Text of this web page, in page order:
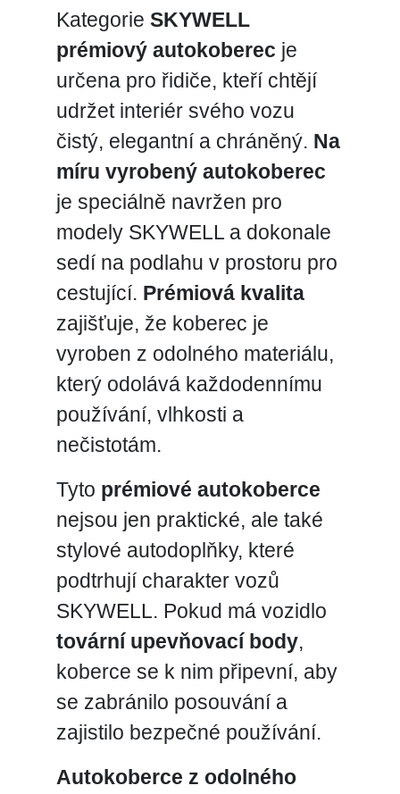
Kategorie SKYWELL
prémiový autokoberec je
určena pro řidiče, kteří chtějí
udržet interiér svého vozu
čistý, elegantní a chráněný. Na
míru vyrobený autokoberec
je speciálně navržen pro
modely SKYWELL a dokonale
sedí na podlahu v prostoru pro
cestující. Prémiová kvalita
zajišťuje, že koberec je
vyroben z odolného materiálu,
který odolává každodennímu
používání, vlhkosti a
nečistotám.
Tyto prémiové autokoberce
nejsou jen praktické, ale také
stylové autodoplňky, které
podtrhují charakter vozů
SKYWELL. Pokud má vozidlo
tovární upevňovací body,
koberce se k nim připevní, aby
se zabránilo posouvání a
zajistilo bezpečné používání.
Autokoberce z odolného